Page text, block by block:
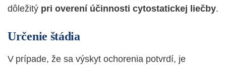
dôležitý pri overení účinnosti cytostatickej liečby.
Určenie štádia
V prípade, že sa výskyt ochorenia potvrdí, je